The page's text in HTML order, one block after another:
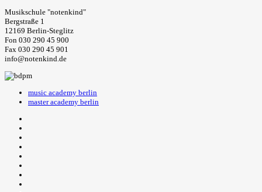
Musikschule "notenkind"
Bergstraße 1
12169 Berlin-Steglitz
Fon 030 290 45 900
Fax 030 290 45 901
info@notenkind.de
music academy berlin
master academy berlin